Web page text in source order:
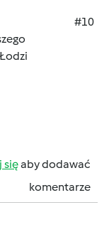
#10
sięaby dodawać
komentarze